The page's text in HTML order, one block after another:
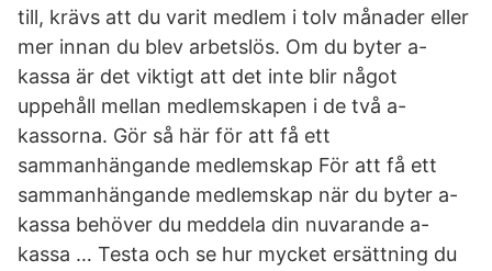
till, krävs att du varit medlem i tolv månader eller
mer innan du blev arbetslös. Om du byter a-
kassa är det viktigt att det inte blir något
uppehåll mellan medlemskapen i de två a-
kassorna. Gör så här för att få ett
sammanhängande medlemskap För att få ett
sammanhängande medlemskap när du byter a-
kassa behöver du meddela din nuvarande a-
kassa … Testa och se hur mycket ersättning du